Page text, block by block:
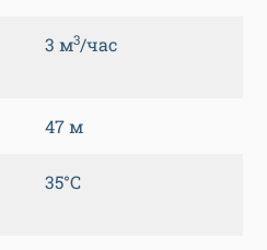
3 м3/час
47 м
35°С